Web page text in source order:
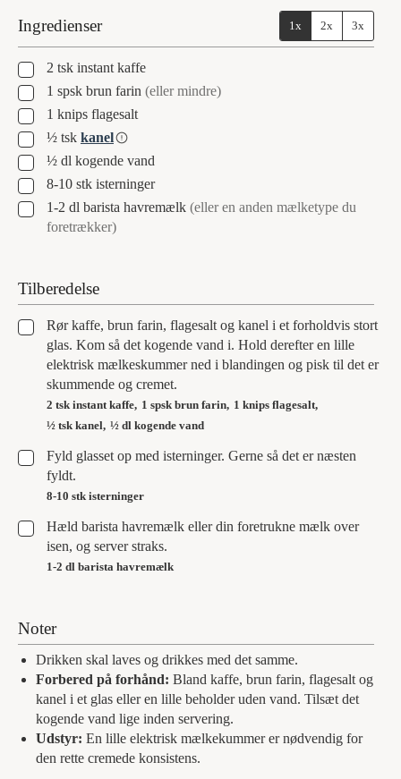
Ingredienser 1x 2x 3x
▢
2 tsk instant kaffe
▢1 spsk brun farin (eller mindre)
▢1 knips flagesalt
▢
½ tsk kanel
▢
½ dl kogende vand
▢
8-10 stk isterninger
▢1-2 dl barista havremælk (eller en anden mælketype du
foretrækker)
Tilberedelse
▢
Rør kaffe, brun farin, flagesalt og kanel i et forholdvis stort
glas. Kom så det kogende vand i. Hold derefter en lille
elektrisk mælkeskummer ned i blandingen og pisk til det er
skummende og cremet.
2 tsk instant kaffe, 1 spsk brun farin, 1 knips flagesalt,
½ tsk kanel, ½ dl kogende vand
▢
Fyld glasset op med isterninger. Gerne så det er næsten
fyldt.
8-10 stk isterninger
▢
Hæld barista havremælk eller din foretrukne mælk over
isen, og server straks.
1-2 dl barista havremælk
Noter
Drikken skal laves og drikkes med det samme.
Forbered på forhånd: Bland kaffe, brun farin, flagesalt og
kanel i et glas eller en lille beholder uden vand. Tilsæt det
kogende vand lige inden servering.
Udstyr: En lille elektrisk mælkekummer er nødvendig for
den rette cremede konsistens.